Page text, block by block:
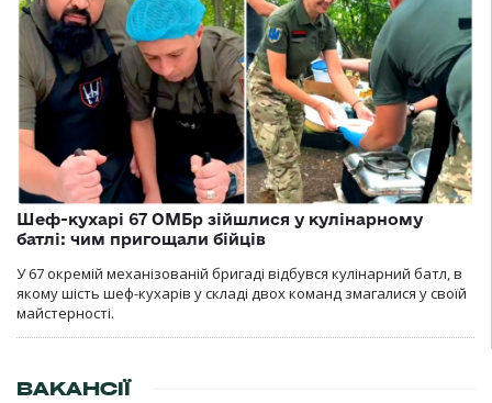
Шеф-кухарі 67 ОМБр зійшлися у кулінарному
батлі: чим пригощали бійців
У 67 окремій механізованій бригаді відбувся кулінарний батл, в
якому шість шеф-кухарів у складі двох команд змагалися у своїй
майстерності.
ВАКАНСІЇ